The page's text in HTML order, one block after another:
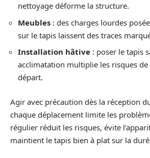
nettoyage déforme la structure.
Meubles : des charges lourdes
sur le tapis laissent des traces
Installation hâtive : poser le tapis
acclimatation multiplie les risques de
départ.
Agir avec précaution dès la réception
chaque déplacement limite les
régulier réduit les risques, évite
maintient le tapis bien à plat sur la